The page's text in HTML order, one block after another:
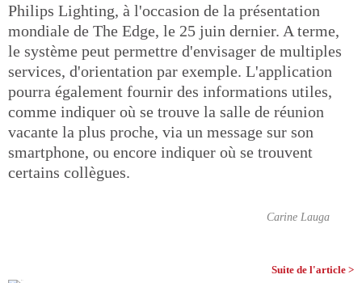
Philips Lighting, à l'occasion de la présentation
mondiale de The Edge, le 25 juin dernier. A terme,
le système peut permettre d'envisager de multiples
services, d'orientation par exemple. L'application
pourra également fournir des informations utiles,
comme indiquer où se trouve la salle de réunion
vacante la plus proche, via un message sur son
smartphone, ou encore indiquer où se trouvent
certains collègues.
Carine Lauga
Suite de l'article >